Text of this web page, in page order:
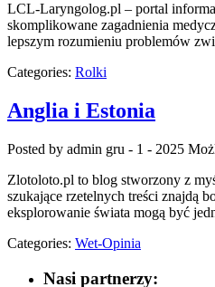
LCL-Laryngolog.pl – portal
skomplikowane zagadnienia
lepszym rozumieniu problemów
Categories: Rolki
Anglia i Estonia
Posted by admin gru - 1 - 2025
Zlotoloto.pl to blog stworzony z
szukające rzetelnych treści znajdą
eksplorowanie świata mogą być
Categories: Wet-Opinia
Nasi partnerzy: